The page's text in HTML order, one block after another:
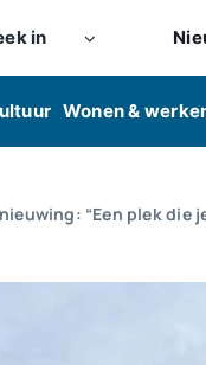
in
Wonen &
“Een plek die